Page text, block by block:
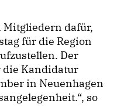
Mitgliedern dafür,
für die Region
Der
die Kandidatur
in Neuenhagen
so